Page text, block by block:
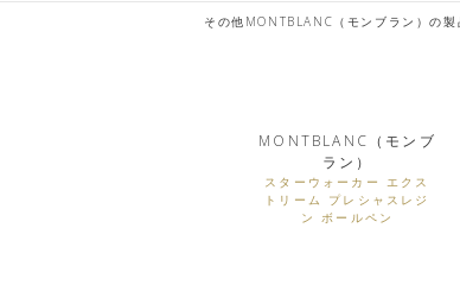
その他MONTBLANC（モンブラン）の製
MONTBLANC（モンブ
ラン）
スターウォーカー エクス
トリーム プレシャスレジ
ン ボールペン